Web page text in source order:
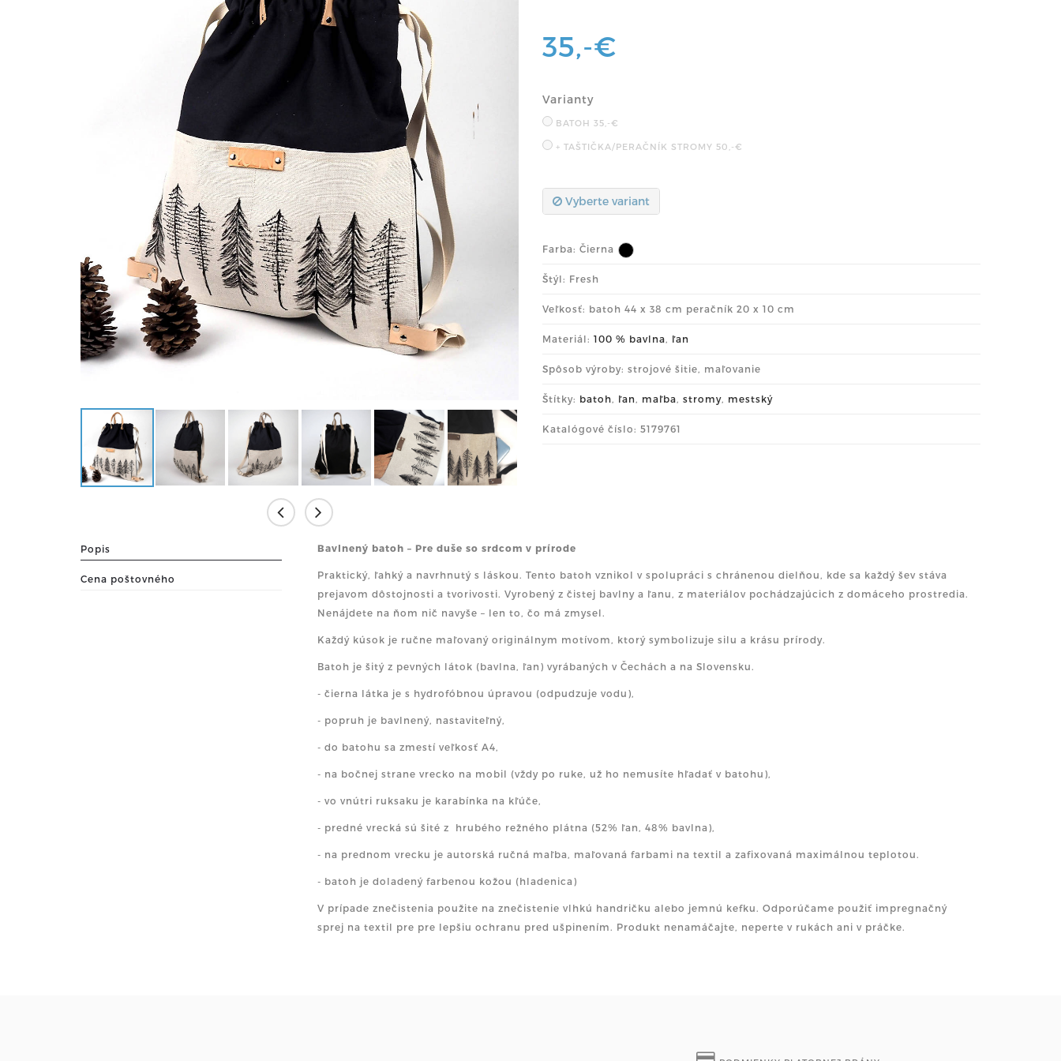
35,-€
Varianty
BATOH 35,-€
+ TAŠTIČKA/PERAČNÍK STROMY 50,-€
Vyberte variant
Farba: Čierna
Štýl: Fresh
Veľkosť: batoh 44 x 38 cm peračník 20 x 10 cm
Materiál: 100 % bavlna, ľan
Spôsob výroby: strojové šitie, maľovanie
Štítky: batoh, ľan , maľba, stromy, mestský
Katalógové číslo: 5179761
Popis
Cena poštovného
Bavlnený batoh – Pre duše so srdcom v prírode
Praktický, ľahký a navrhnutý s láskou. Tento batoh vznikol v spolupráci s chránenou dielňou, kde sa každý šev stáva
prejavom dôstojnosti a tvorivosti. Vyrobený z čistej bavlny a ľanu, z materiálov pochádzajúcich z domáceho prostredia.
Nenájdete na ňom nič navyše – len to, čo má zmysel.
Každý kúsok je ručne maľovaný originálnym motívom, ktorý symbolizuje silu a krásu prírody.
Batoh je šitý z pevných látok (bavlna, ľan) vyrábaných v Čechách a na Slovensku.
- čierna látka je s hydrofóbnou úpravou (odpudzuje vodu),
- popruh je bavlnený, nastaviteľný,
- do batohu sa zmestí veľkosť A4,
- na bočnej strane vrecko na mobil (vždy po ruke, už ho nemusíte hľadať v batohu),
- vo vnútri ruksaku je karabínka na kľúče,
- predné vrecká sú šité z hrubého režného plátna (52% ľan, 48% bavlna),
- na prednom vrecku je autorská ručná maľba, maľovaná farbami na textil a zafixovaná maximálnou teplotou.
- batoh je doladený farbenou kožou (hladenica)
V prípade znečistenia použite na znečistenie vlhkú handričku alebo jemnú kefku. Odporúčame použiť impregnačný
sprej na textil pre pre lepšiu ochranu pred ušpinením. Produkt nenamáčajte, neperte v rukách ani v práčke.